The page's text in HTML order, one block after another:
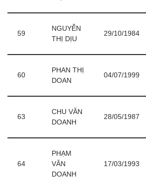
59
NGUYỄN
THỊ DỊU
29/10/1984
60
PHAN THỊ
DOAN
04/07/1999
63
CHU VĂN
DOANH
28/05/1987
64
PHẠM
VĂN
DOANH
17/03/1993